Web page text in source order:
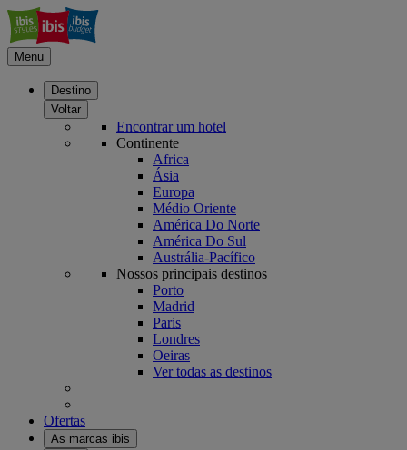
Menu
Destino
Voltar
Encontrar um hotel
Continente
Africa
Ásia
Europa
Médio Oriente
América Do Norte
América Do Sul
Austrália-Pacífico
Nossos principais destinos
Porto
Madrid
Paris
Londres
Oeiras
Ver todas as destinos
Ofertas
As marcas ibis